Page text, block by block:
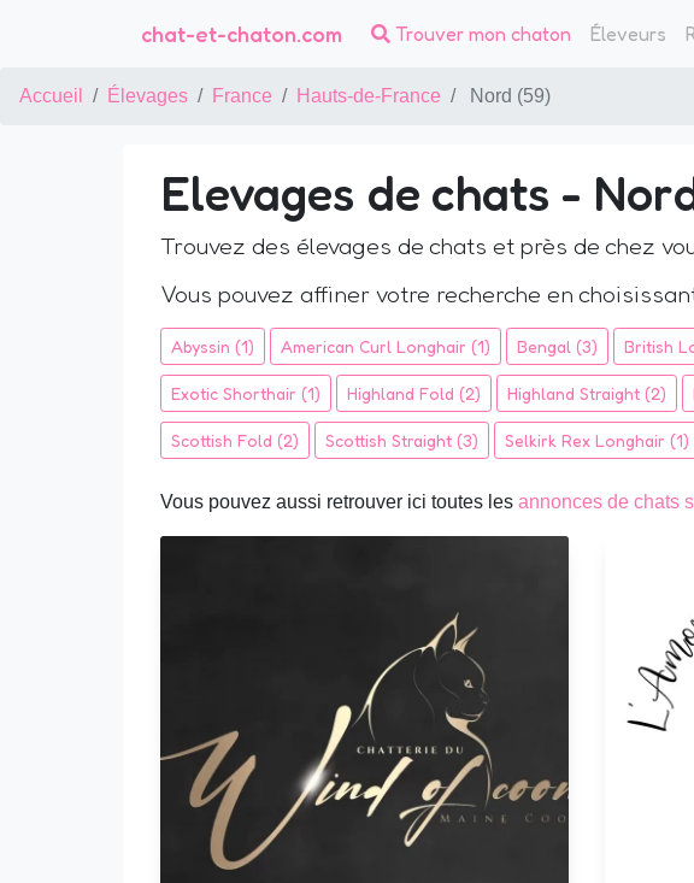
chat-et-chaton.com Trouver mon chaton Éleveurs
Accueil Élevages France Hauts-de-France Nord (59)
Elevages de chats -
Trouvez des élevages de chats et près de chez
Vous pouvez affiner votre recherche en
Abyssin (1) American Curl Longhair (1) Bengal (3) British
Exotic Shorthair (1) Highland Fold (2) Highland Straight (2)
Scottish Fold (2) Scottish Straight (3) Selkirk Rex Longhair (1)
Vous pouvez aussi retrouver ici toutes les annonces de chats